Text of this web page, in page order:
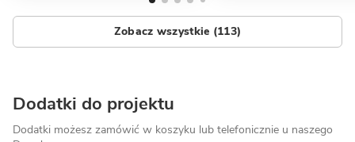
Zobacz wszystkie (113)
Dodatki do projektu
Dodatki możesz zamówić w koszyku lub telefonicznie u naszego